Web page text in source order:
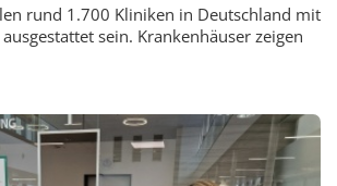
rund 1.700 Kliniken in Deutschland mit
sein. Krankenhäuser zeigen